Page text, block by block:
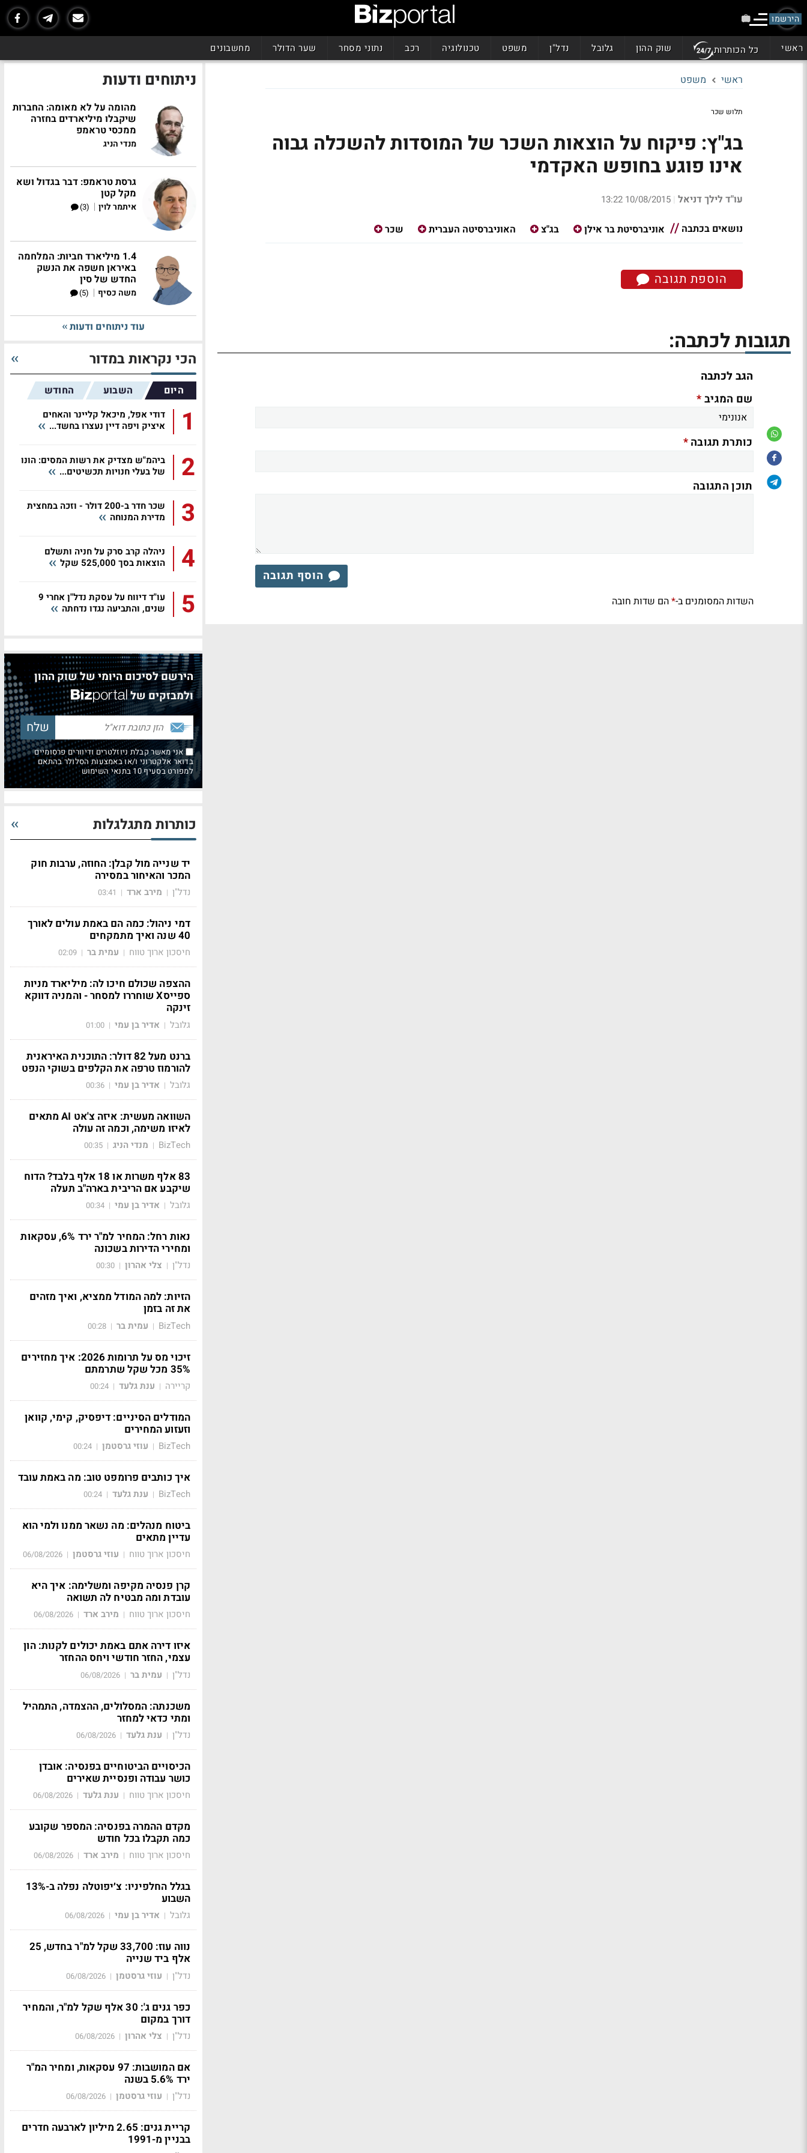
הירשמו
ראשי כל הכותרות שוק ההון גלובל נדל"ן משפט טכנולוגיה רכב נתוני מסחר שער הדולר מחשבונים
ראשי משפט
תלוש שכר
בג"ץ: פיקוח על הוצאות השכר של המוסדות להשכלה גבוה
אינו פוגע בחופש האקדמי
עו"ד לילך דניאל |
10/08/2015 13:22
נושאים בכתבה אוניברסיטת בר אילן בג"צ האוניברסיטה העברית שכר
הוספת תגובה
תגובות לכתבה:
הגב לכתבה
שם המגיב*
כותרת תגובה*
תוכן התגובה
הוסף תגובה
השדות המסומנים ב-*הם שדות חובה
ניתוחים ודעות
מהומה על לא מאומה: החברות
שיקבלו מיליארדים בחזרה
ממכסי טראמפ
מנדי הניג
גרסת טראמפ: דבר בגדול ושא
מקל קטן
איתמר לוין |
(3)
1.4 מיליארד חביות: המלחמה
באיראן חשפה את הנשק
החדש של סין
משה כסיף |
(5)
עוד ניתוחים ודעות
הכי נקראות במדור
היום השבוע החודש
1
דודי אפל, מיכאל קליינר והאחים
איציק ויפה דיין נעצרו בחשד...
2
ביהמ"ש מצדיק את רשות המסים: הונו
של בעלי חנויות תכשיטים...
3
שכר חדר ב-200 דולר - וזכה במחצית
מדירת המנוחה
4
ניהלה קרב סרק על חניה ותשלם
הוצאות בסך 525,000 שקל
5
עו"ד דיווח על עסקת נדל"ן אחרי 9
שנים, והתביעה נגדו נדחתה
הירשם לסיכום היומי של שוק ההון
ולמבזקים של
אני מאשר קבלת ניוזלטרים ודיוורים פרסומיים
בדואר אלקטרוני ו/או באמצעות הסלולר בהתאם
למפורט בסעיף 10 בתנאי השימוש
כותרות מתגלגלות
יד שנייה מול קבלן: החוזה, ערבות חוק
המכר והאיחור במסירה
נדל"ן | מירב ארד |
03:41
דמי ניהול: כמה הם באמת עולים לאורך
40 שנה ואיך מתמקחים
חיסכון ארוך טווח | עמית בר |
02:09
ההצפה שכולם חיכו לה: מיליארד מניות
ספייסX שוחררו למסחר - והמניה דווקא
זינקה
גלובל | אדיר בן עמי |
01:00
ברנט מעל 82 דולר: התוכנית האיראנית
להורמוז טרפה את הקלפים בשוקי הנפט
גלובל | אדיר בן עמי |
00:36
השוואה מעשית: איזה צ'אט AI מתאים
לאיזו משימה, וכמה זה עולה
BizTech
| מנדי הניג |
00:35
83 אלף משרות או 18 אלף בלבד? הדוח
שיקבע אם הריבית בארה"ב תעלה
גלובל | אדיר בן עמי |
00:34
נאות רחל: המחיר למ"ר ירד 6%, עסקאות
ומחירי הדירות בשכונה
נדל"ן | צלי אהרון |
00:30
הזיות: למה המודל ממציא, ואיך מזהים
את זה בזמן
BizTech
| עמית בר |
00:28
זיכוי מס על תרומות 2026: איך מחזירים
35% מכל שקל שתרמתם
קריירה | ענת גלעד |
00:24
המודלים הסיניים: דיפסיק, קימי, קוואן
וזעזוע המחירים
BizTech
| עוזי גרסטמן |
00:24
איך כותבים פרומפט טוב: מה באמת עובד
BizTech
| ענת גלעד |
00:24
ביטוח מנהלים: מה נשאר ממנו ולמי הוא
עדיין מתאים
חיסכון ארוך טווח | עוזי גרסטמן |
06/08/2026
קרן פנסיה מקיפה ומשלימה: איך היא
עובדת ומה מבטיח לה תשואה
חיסכון ארוך טווח | מירב ארד |
06/08/2026
איזו דירה אתם באמת יכולים לקנות: הון
עצמי, החזר חודשי ויחס ההחזר
נדל"ן | עמית בר |
06/08/2026
משכנתה: המסלולים, ההצמדה, התמהיל
ומתי כדאי למחזר
נדל"ן | ענת גלעד |
06/08/2026
הכיסויים הביטוחיים בפנסיה: אובדן
כושר עבודה ופנסיית שאירים
חיסכון ארוך טווח | ענת גלעד |
06/08/2026
מקדם ההמרה בפנסיה: המספר שקובע
כמה תקבלו בכל חודש
חיסכון ארוך טווח | מירב ארד |
06/08/2026
בגלל החלפיניו: צ׳יפוטלה נפלה ב-13%
השבוע
גלובל | אדיר בן עמי |
06/08/2026
נווה עוז: 33,700 שקל למ"ר בחדש, 25
אלף ביד שנייה
נדל"ן | עוזי גרסטמן |
06/08/2026
כפר גנים ג': 30 אלף שקל למ"ר, והמחיר
דורך במקום
נדל"ן | צלי אהרון |
06/08/2026
אם המושבות: 97 עסקאות, ומחיר המ"ר
ירד 5.6% בשנה
נדל"ן | עוזי גרסטמן |
06/08/2026
קריית גנים: 2.65 מיליון לארבעה חדרים
בבניין מ-1991